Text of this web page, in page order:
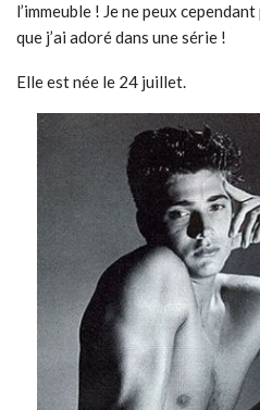
l’immeuble ! Je ne peux
que j’ai adoré dans une série !
Elle est née le 24 juillet.